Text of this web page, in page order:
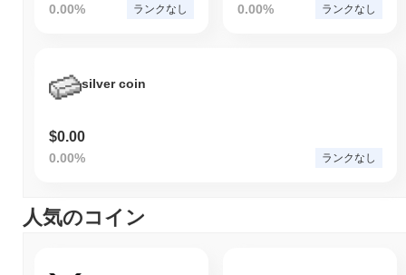
0.00% ランクなし 0.00% ランクなし
silver coin
$0.00
0.00% ランクなし
人気のコイン